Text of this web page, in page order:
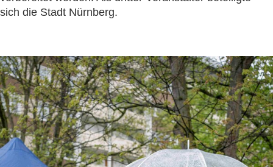
sich die Stadt Nürnberg.